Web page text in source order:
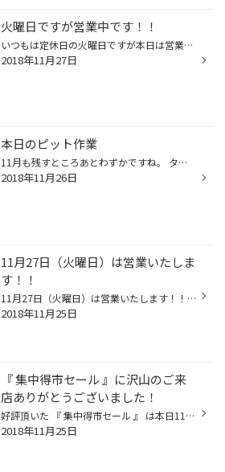
火曜日ですが営業中です！！
いつもは定休日の火曜日ですが本日は営業しています！！ 11月も後半になり、スタッドレスタイヤへの交換作業も多くなってきたので、 12月30日までは無休で営業しています！ タイヤ交換やオイル交換で本日もピットは忙しくしています。 こちらは フェアレディ Z のタイヤ交換です。 装着タイヤは 『 ...
2018年11月27日
本日のピット作業
11月も残すところあとわずかですね。 タイヤ館 西脇 は今日も元気に営業中です！！ スタッドレスタイヤの作業も多くなってきましたが、 今回は トヨタ ヴィッツ で夏タイヤの交換です。 交換するタイヤは 『 エコピア ＮH100C 』 です！！ センターフィット取り付けでしっかりと作業を実施いたしま...
2018年11月26日
11月27日（火曜日）は営業いたしま
す！！
11月27日（火曜日）は営業いたします！！ 11月も終わりに近づき冷え込んできたので、 いよいよスタッドレスタイヤへの交換も本格的に始まり 当店でもスタッドレスタイヤへの交換作業依頼が多くなっています。 そこで・・・・ タイヤ館 西脇店 は11月27日（火曜日）は休まず営業いたします！！ もち...
2018年11月25日
『 集中得市セール 』に沢山のご来
店ありがとうございました！
好評頂いた 『 集中得市セール 』 は本日11月25日で終了となりました。 連日、沢山のご来店ご購入有難うございました。 12月に入って冷え込むと一気にスタッドレスタイヤの需要が増え サイズによっては欠品する事も考えられるので、 今冬にスタッドレスタイヤをご購入を予定されている方は、 お早目...
2018年11月25日